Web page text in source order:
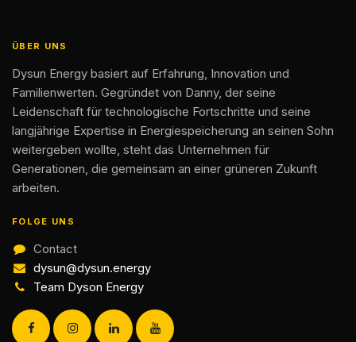
ÜBER UNS
Dysun Energy basiert auf Erfahrung, Innovation und
Familienwerten. Gegründet von Danny, der seine
Leidenschaft für technologische Fortschritte und seine
langjährige Expertise in Energiespeicherung an seinen Sohn
weitergeben wollte, steht das Unternehmen für
Generationen, die gemeinsam an einer grüneren Zukunft
arbeiten.
FOLGE UNS
Contact
dysun@dysun.energy
Team Dyson Energy